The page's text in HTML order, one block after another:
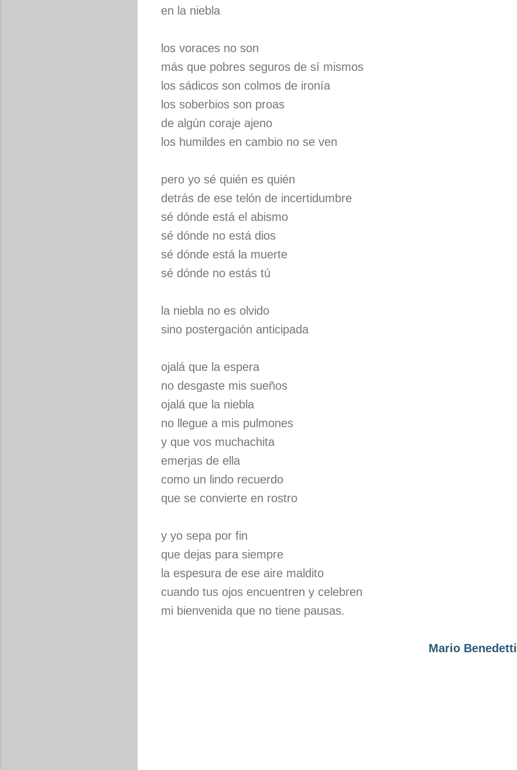
en la niebla
los voraces no son
más que pobres seguros de sí mismos
los sádicos son colmos de ironía
los soberbios son proas
de algún coraje ajeno
los humildes en cambio no se ven
pero yo sé quién es quién
detrás de ese telón de incertidumbre
sé dónde está el abismo
sé dónde no está dios
sé dónde está la muerte
sé dónde no estás tú
la niebla no es olvido
sino postergación anticipada
ojalá que la espera
no desgaste mis sueños
ojalá que la niebla
no llegue a mis pulmones
y que vos muchachita
emerjas de ella
como un lindo recuerdo
que se convierte en rostro
y yo sepa por fin
que dejas para siempre
la espesura de ese aire maldito
cuando tus ojos encuentren y celebren
mi bienvenida que no tiene pausas.
Mario Benedetti